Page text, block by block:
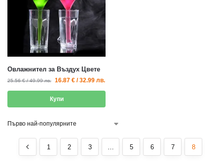
Овлажнител за Въздух Цвете
25.56€ /49.99лв. 16.87 € /32.99 лв.
Купи
1 2 3 … 5 6 7 8